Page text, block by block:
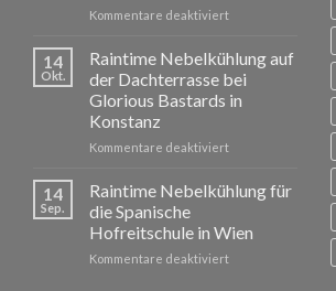
Jahr!
Kommentare deaktiviertfür
planen
und
umsetzen:
Raintime
für
Außenbereiche
14
Okt.
Raintime Nebelkühlung auf
der Dachterrasse bei
Glorious Bastards in
Konstanz
Kommentare deaktiviertfür
Nebelkühlung
auf
Dachterrasse
bei
14
Sep.
Raintime Nebelkühlung für
die Spanische
Hofreitschule in Wien
Kommentare deaktiviertfür